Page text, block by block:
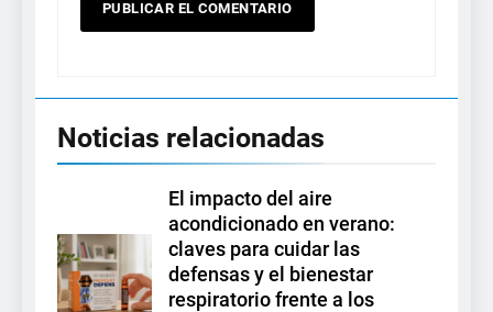
Noticias relacionadas
El impacto del aire
acondicionado en verano:
claves para cuidar las
defensas y el bienestar
respiratorio frente a los